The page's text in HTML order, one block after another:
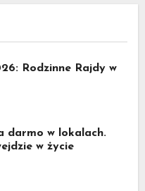
Rodzinne Rajdy w
darmo w lokalach.
w życie